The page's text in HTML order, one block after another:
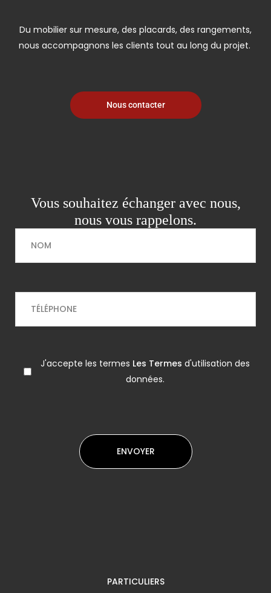
Du mobilier sur mesure, des placards, des rangements,
nous accompagnons les clients tout au long du projet.
Nous contacter
Vous souhaitez échanger avec nous,
nous vous rappelons.
J'accepte les termes Les Termes d'utilisation des
données.
PARTICULIERS